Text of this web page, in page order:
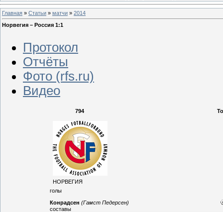
Главная » Статьи » матчи » 2014
Норвегия – Россия 1:1
Протокол
Отчёты
Фото (rfs.ru)
Видео
794
НОРВЕГИЯ
голы
Конрадсен (Гамст Педерсен)
составы